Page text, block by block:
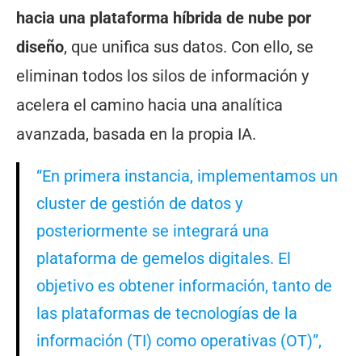
hacia una plataforma híbrida de nube por
diseño, que unifica sus datos. Con ello, se
eliminan todos los silos de información y
acelera el camino hacia una analítica
avanzada, basada en la propia IA.
“En primera instancia, implementamos un
cluster de gestión de datos y
posteriormente se integrará una
plataforma de gemelos digitales. El
objetivo es obtener información, tanto de
las plataformas de tecnologías de la
información (TI) como operativas (OT)”,